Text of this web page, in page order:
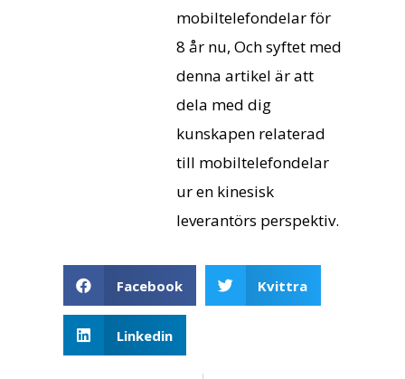
mobiltelefondelar för
8 år nu, Och syftet med
denna artikel är att
dela med dig
kunskapen relaterad
till mobiltelefondelar
ur en kinesisk
leverantörs perspektiv.
Facebook Kvittra
Linkedin